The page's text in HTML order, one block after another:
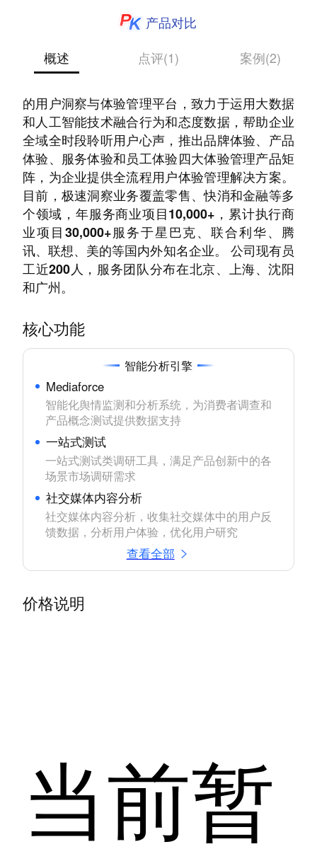
产品对比
概述
点评(1) 案例(2)
的用户洞察与体验管理平台，致力于运用大数据
和人工智能技术融合行为和态度数据，帮助企业
全域全时段聆听用户心声，推出品牌体验、产品
体验、服务体验和员工体验四大体验管理产品矩
阵，为企业提供全流程用户体验管理解决方案。
目前，极速洞察业务覆盖零售、快消和金融等多
个领域，年服务商业项目10,000+，累计执行商
业项目30,000+服务于星巴克、联合利华、腾
讯、联想、美的等国内外知名企业。 公司现有员
工近200人，服务团队分布在北京、上海、沈阳
和广州。
核心功能
智能分析引擎
Mediaforce
智能化舆情监测和分析系统，为消费者调查和
产品概念测试提供数据支持
一站式测试
一站式测试类调研工具，满足产品创新中的各
场景市场调研需求
社交媒体内容分析
社交媒体内容分析，收集社交媒体中的用户反
馈数据，分析用户体验，优化用户研究
查看全部
价格说明
当前暂